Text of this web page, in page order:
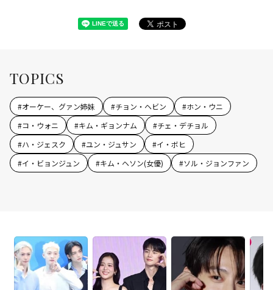
TOPICS
#オーケー、グァン姉妹 #チョン・ヘビン #ホン・ウニ
#コ・ウォニ #キム・ギョンナム #チェ・デチョル
#ハ・ジェスク #ユン・ジュサン #イ・ボヒ
#イ・ビョンジュン #キム・ヘソン(女優) #ソル・ジョンファン